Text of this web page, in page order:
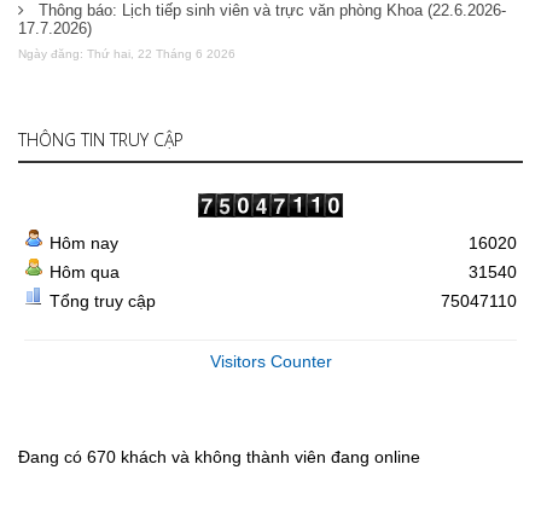
Thông báo: Lịch tiếp sinh viên và trực văn phòng Khoa (22.6.2026-
17.7.2026)
Ngày đăng: Thứ hai, 22 Tháng 6 2026
THÔNG TIN TRUY CẬP
Hôm nay
Hôm qua
Tổng truy cập
16020
31540
75047110
Visitors Counter
Đang có 670 khách và không thành viên đang online